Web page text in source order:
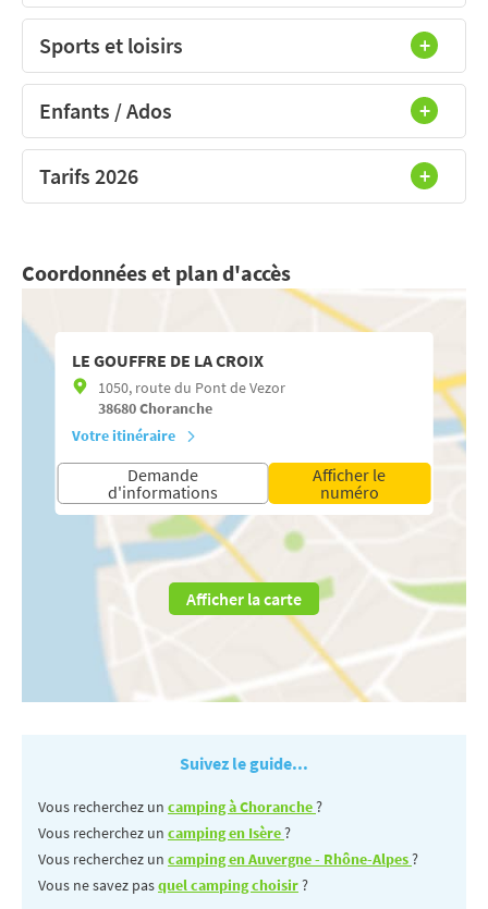
Sports et loisirs
Enfants / Ados
Tarifs 2026
Coordonnées et plan d'accès
LE GOUFFRE DE LA CROIX
1050, route du Pont de Vezor
38680Choranche
Votre itinéraire
Demande
d'informations
Afficher le
numéro
Afficher la carte
Suivez le guide...
Vous recherchez un camping à Choranche?
Vous recherchez un camping en Isère?
Vous recherchez un camping en Auvergne - Rhône-Alpes?
Vous ne savez pasquel camping choisir?